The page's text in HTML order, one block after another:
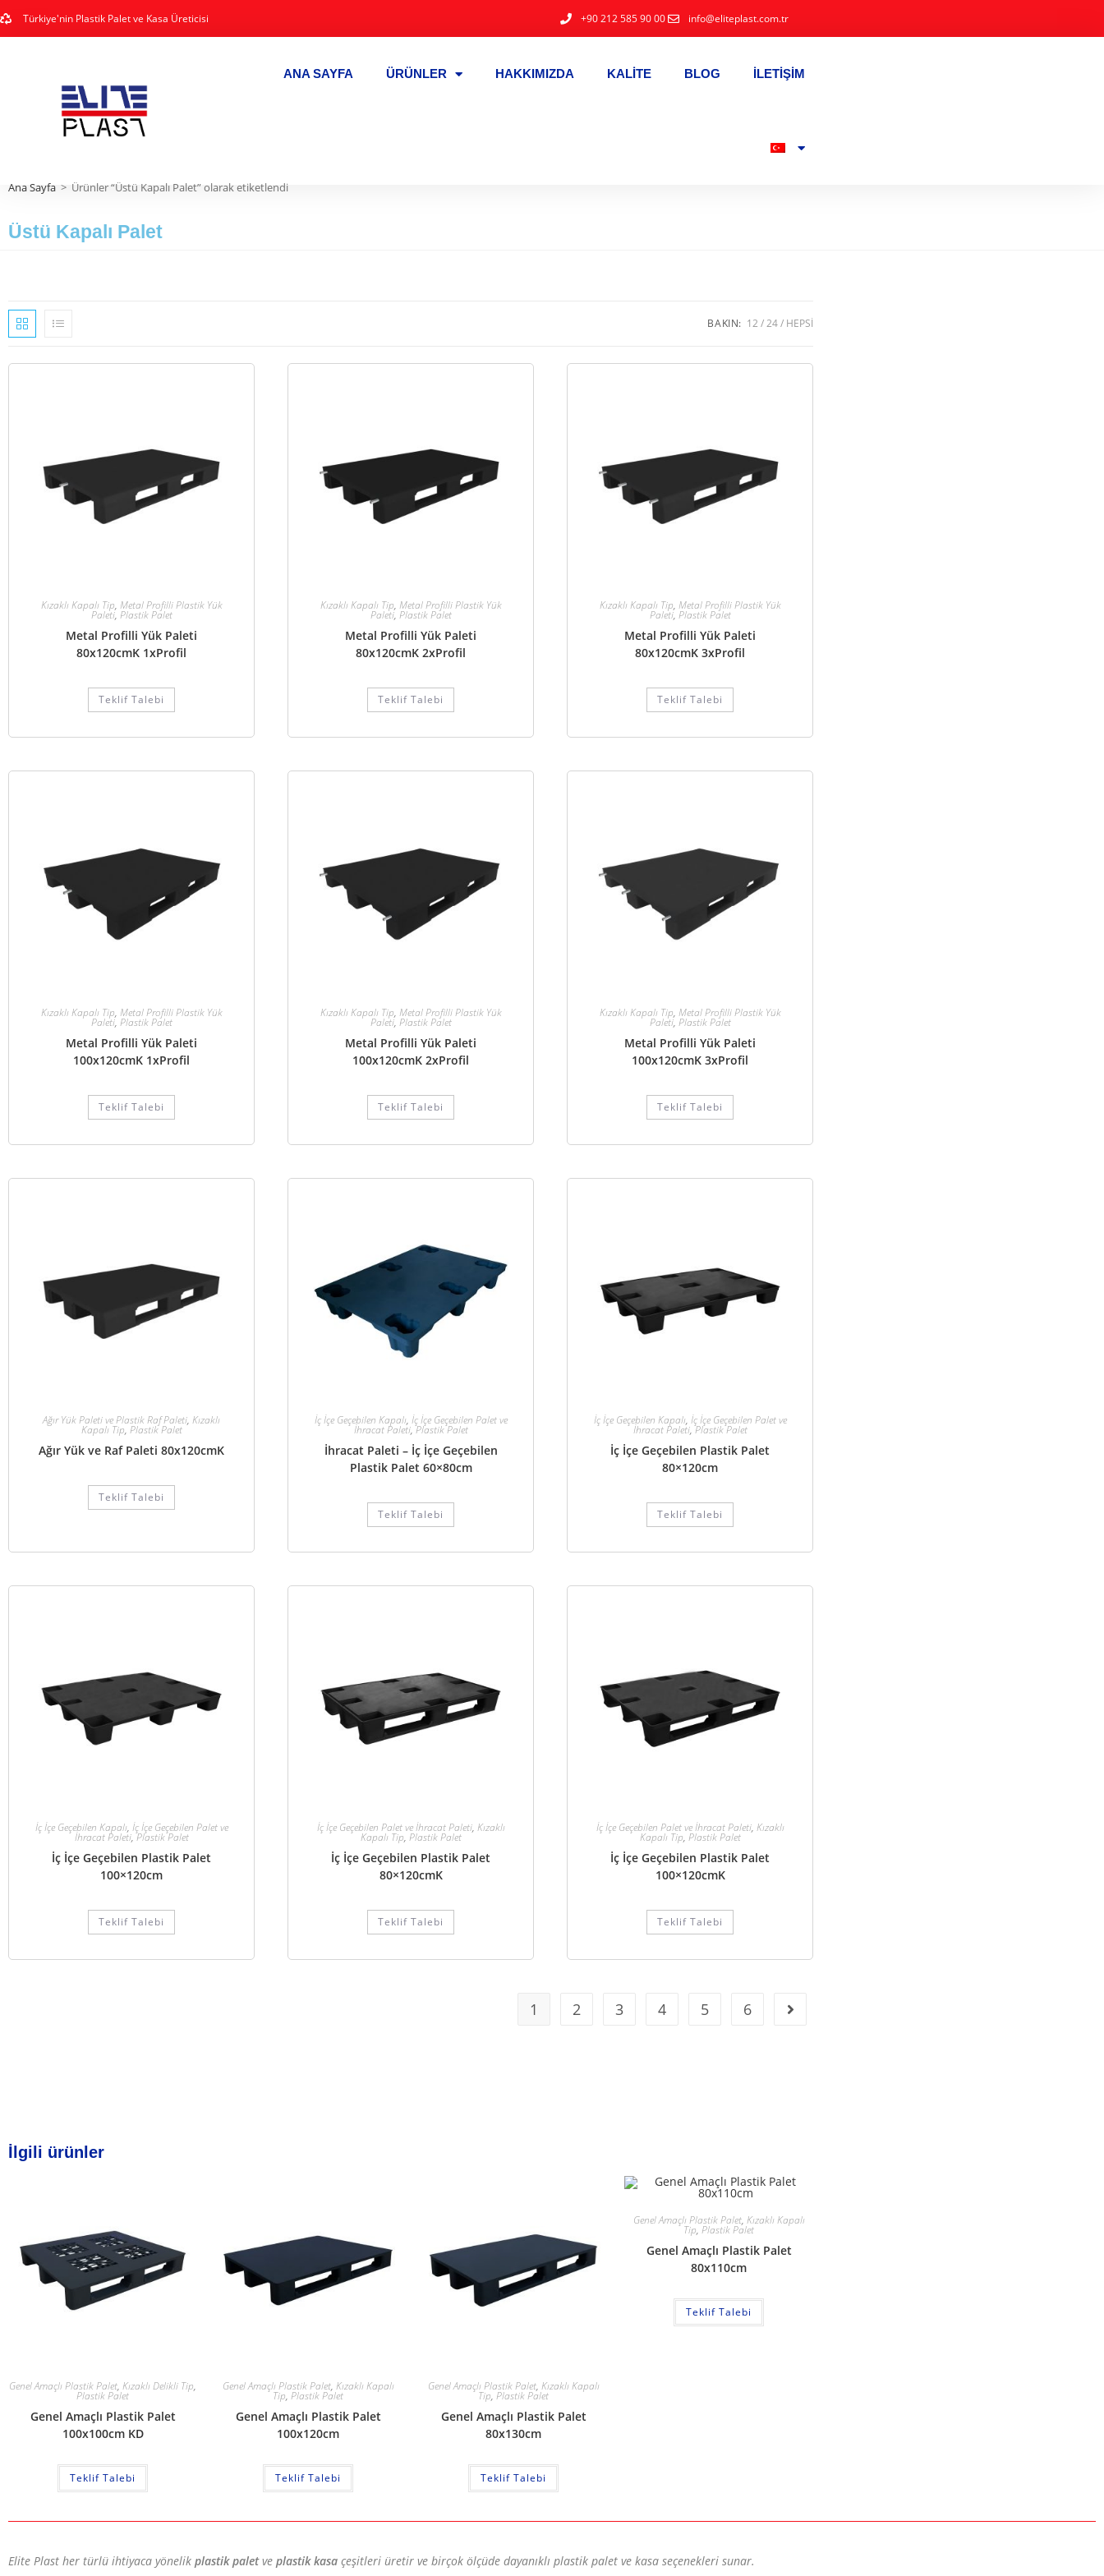
Türkiye'nin Plastik Palet ve Kasa Üreticisi +90 212 585 90 00 info@eliteplast.com.tr
ANA SAYFA ÜRÜNLER HAKKIMIZDA KALITE BLOG İLETIŞIM
Ana Sayfa > Ürünler “Üstü Kapalı Palet” olarak etiketlendi
Üstü Kapalı Palet
BAKIN: 12 24 HEPSI
Kızaklı Kapalı Tip, Metal Profilli Plastik Yük
Paleti, Plastik Palet
Metal Profilli Yük Paleti
80x120cmK 1xProfil
Teklif Talebi
Kızaklı Kapalı Tip, Metal Profilli Plastik Yük
Paleti, Plastik Palet
Metal Profilli Yük Paleti
80x120cmK 2xProfil
Teklif Talebi
Kızaklı Kapalı Tip, Metal Profilli Plastik Yük
Paleti, Plastik Palet
Metal Profilli Yük Paleti
80x120cmK 3xProfil
Teklif Talebi
Kızaklı Kapalı Tip, Metal Profilli Plastik Yük
Paleti, Plastik Palet
Metal Profilli Yük Paleti
100x120cmK 1xProfil
Teklif Talebi
Kızaklı Kapalı Tip, Metal Profilli Plastik Yük
Paleti, Plastik Palet
Metal Profilli Yük Paleti
100x120cmK 2xProfil
Teklif Talebi
Kızaklı Kapalı Tip, Metal Profilli Plastik Yük
Paleti, Plastik Palet
Metal Profilli Yük Paleti
100x120cmK 3xProfil
Teklif Talebi
Ağır Yük Paleti ve Plastik Raf Paleti, Kızaklı
Kapalı Tip, Plastik Palet
Ağır Yük ve Raf Paleti 80x120cmK
Teklif Talebi
İç İçe Geçebilen Kapalı, İç İçe Geçebilen Palet ve
İhracat Paleti,Plastik Palet
İhracat Paleti – İç İçe Geçebilen
Plastik Palet 60×80cm
Teklif Talebi
İç İçe Geçebilen Kapalı, İç İçe Geçebilen Palet ve
İhracat Paleti,Plastik Palet
İç İçe Geçebilen Plastik Palet
80×120cm
Teklif Talebi
İç İçe Geçebilen Kapalı, İç İçe Geçebilen Palet ve
İhracat Paleti,Plastik Palet
İç İçe Geçebilen Plastik Palet
100×120cm
Teklif Talebi
İç İçe Geçebilen Palet ve İhracat Paleti, Kızaklı
Kapalı Tip, Plastik Palet
İç İçe Geçebilen Plastik Palet
80×120cmK
Teklif Talebi
İç İçe Geçebilen Palet ve İhracat Paleti, Kızaklı
Kapalı Tip, Plastik Palet
İç İçe Geçebilen Plastik Palet
100×120cmK
Teklif Talebi
1 2 3 4 5 6
İlgili ürünler
Genel Amaçlı Plastik Palet, Kızaklı Delikli Tip,
Plastik Palet
Genel Amaçlı Plastik Palet
100x100cm KD
Teklif Talebi
Genel Amaçlı Plastik Palet, Kızaklı Kapalı
Tip, Plastik Palet
Genel Amaçlı Plastik Palet
100x120cm
Teklif Talebi
Genel Amaçlı Plastik Palet, Kızaklı Kapalı
Tip, Plastik Palet
Genel Amaçlı Plastik Palet
80x130cm
Teklif Talebi
Genel Amaçlı Plastik Palet, Kızaklı Kapalı
Tip, Plastik Palet
Genel Amaçlı Plastik Palet
80x110cm
Teklif Talebi
Elite Plast her türlü ihtiyaca yönelik plastik paletve plastik kasa çeşitleri üretir ve birçok ölçüde dayanıklı plastik palet ve kasa seçenekleri sunar.